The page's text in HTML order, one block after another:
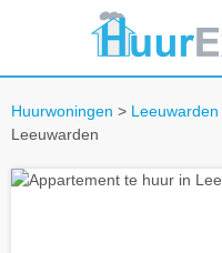
Huurwoningen > Leeuwarden
Leeuwarden